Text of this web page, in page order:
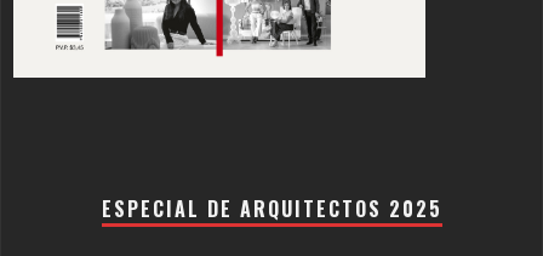
ESPECIAL DE ARQUITECTOS 2025